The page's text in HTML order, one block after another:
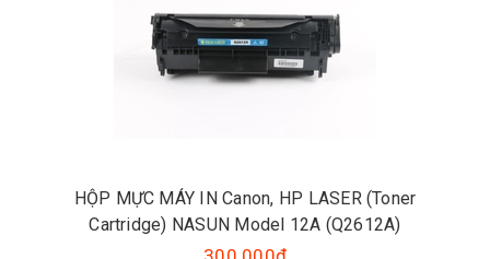
HỘP MỰC MÁY IN Canon, HP LASER (Toner
Cartridge) NASUN Model 12A (Q2612A)